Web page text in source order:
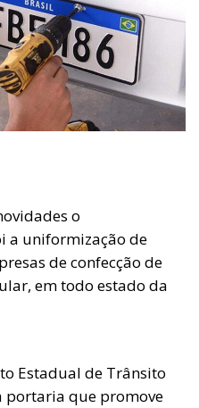
o
a uniformização de
de confecção de
em todo estado da
Estadual de Trânsito
portaria que promove